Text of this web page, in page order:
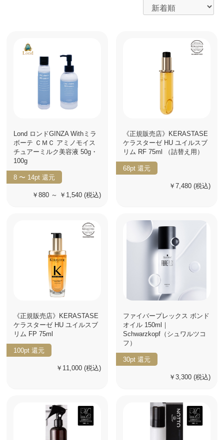
Lond ロンドGINZA Withミラ
ボーテ ＣＭＣ アミノモイス
チュアーミルク美容液 50g・
100g
8 〜 14pt 還元
￥880 ～ ￥1,540 (税込)
《正規販売店》KERASTASE
ケラスターゼ HU ユイルスブ
リム RF 75ml （詰替え用）
68pt 還元
￥7,480 (税込)
《正規販売店》KERASTASE
ケラスターゼ HU ユイルスブ
リム FP 75ml
100pt 還元
￥11,000 (税込)
ファイバープレックス ボンド
オイル 150ml｜
Schwarzkopf（シュワルツコ
フ）
30pt 還元
￥3,300 (税込)